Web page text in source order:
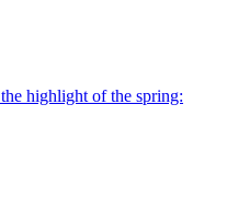
highlight of the spring: